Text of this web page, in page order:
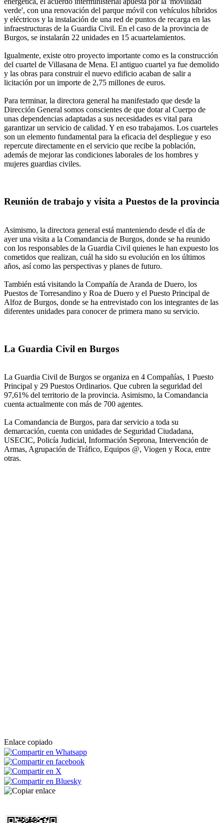
verde', con una renovación del parque móvil con vehículos híbridos
y eléctricos y la instalación de una red de puntos de recarga en las
infraestructuras de la Guardia Civil. En el caso de la provincia de
Burgos, se instalarán 22 unidades en 15 acuartelamientos.
Igualmente, existe otro proyecto importante como es la construcción
del cuartel de Villasana de Mena. El antiguo cuartel ya fue demolido
y las obras para construir el nuevo edificio acaban de salir a
licitación por un importe de 2,75 millones de euros.
Para terminar, la directora general ha manifestado que desde la
Dirección General somos conscientes de que dotar al Cuerpo de
unas dependencias adaptadas a sus necesidades es vital para
garantizar un servicio de calidad. Y en eso trabajamos. Los cuarteles
son un elemento fundamental para la eficacia del despliegue y eso
repercute directamente en el servicio que recibe la población,
además de mejorar las condiciones laborales de los hombres y
mujeres guardias civiles.
Reunión de trabajo y visita a Puestos de la provincia
Asimismo, la directora general está manteniendo desde el día de
ayer una visita a la Comandancia de Burgos, donde se ha reunido
con los responsables de la Guardia Civil quienes le han expuesto los
cometidos que realizan, cuál ha sido su evolución en los últimos
años, así como las perspectivas y planes de futuro.
También está visitando la Compañía de Aranda de Duero, los
Puestos de Torresandino y Roa de Duero y el Puesto Principal de
Alfoz de Burgos, donde se ha entrevistado con los integrantes de las
diferentes unidades para conocer de primera mano su servicio.
La Guardia Civil en Burgos
La Guardia Civil de Burgos se organiza en 4 Compañías, 1 Puesto
Principal y 29 Puestos Ordinarios. Que cubren la seguridad del
97,61% del territorio de la provincia. Asimismo, la Comandancia
cuenta actualmente con más de 700 agentes.
La Comandancia de Burgos, para dar servicio a toda su
demarcación, cuenta con unidades de Seguridad Ciudadana,
USECIC, Policía Judicial, Información Seprona, Intervención de
Armas, Agrupación de Tráfico, Equipos @, Viogen y Roca, entre
otras.
Enlace copiado